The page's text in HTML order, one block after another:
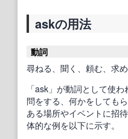
askの用法
動詞
尋ねる、聞く、頼む、求
「ask」が動詞として使
問をする、何かをしても
ある場所やイベントに招
体的な例を以下に示す。